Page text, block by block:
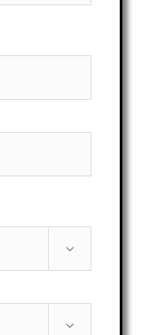

